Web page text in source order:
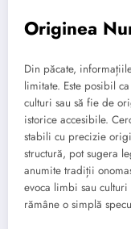
Originea
Din păcate,
limitate. Este posibil
culturi sau să fie de
istorice accesibile.
stabili cu precizie
structură, pot sugera
anumite tradiții
evoca limbi sau
rămâne o simplă